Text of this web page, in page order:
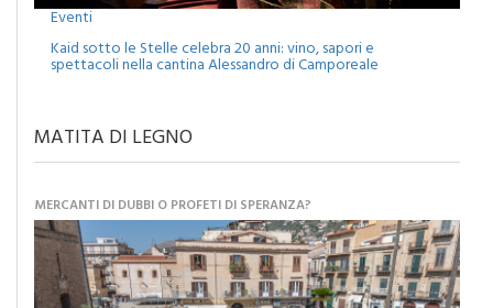
Eventi
Kaid sotto le Stelle celebra 20 anni: vino, sapori e
MATITA DI LEGNO
MERCANTI DI DUBBI O PROFETI DI SPERANZA?